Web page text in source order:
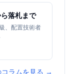
落札まで
、配置技術者
コラムを見る →